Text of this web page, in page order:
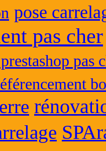
pose
pas cher
pas